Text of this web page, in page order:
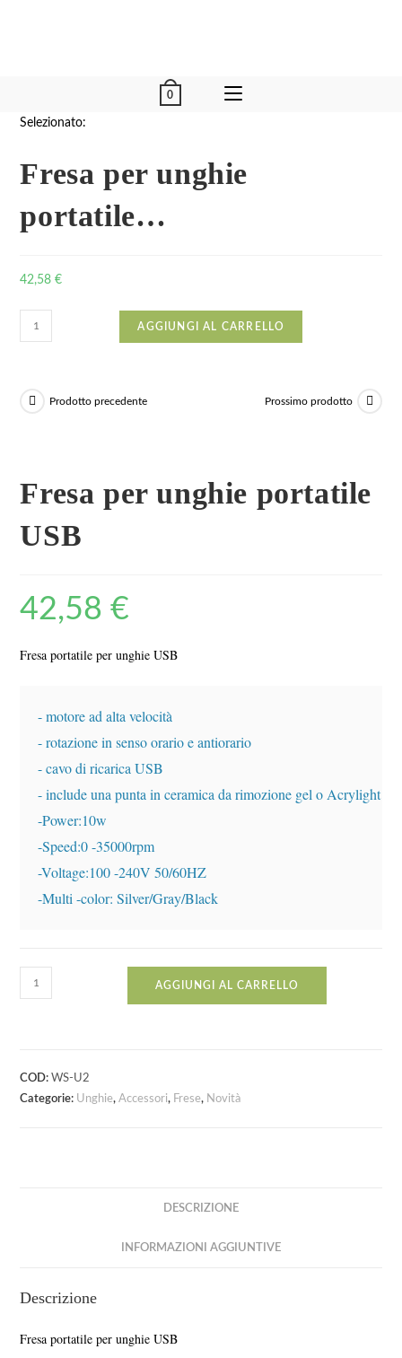
0
Selezionato:
Fresa per unghie
portatile…
42,58€
AGGIUNGI AL CARRELLO
Prodotto precedente Prossimo prodotto
Fresa per unghie portatile
USB
42,58€
Fresa portatile per unghie USB
- motore ad alta velocità
- rotazione in senso orario e antiorario
- cavo di ricarica USB
- include una punta in ceramica da rimozione gel o Acrylight gel
-Power:10w
-Speed:0 -35000rpm
-Voltage:100 -240V 50/60HZ
-Multi -color: Silver/Gray/Black
AGGIUNGI AL CARRELLO
COD: WS-U2
Categorie: Unghie,Accessori, Frese, Novità
DESCRIZIONE
INFORMAZIONI AGGIUNTIVE
Descrizione
Fresa portatile per unghie USB